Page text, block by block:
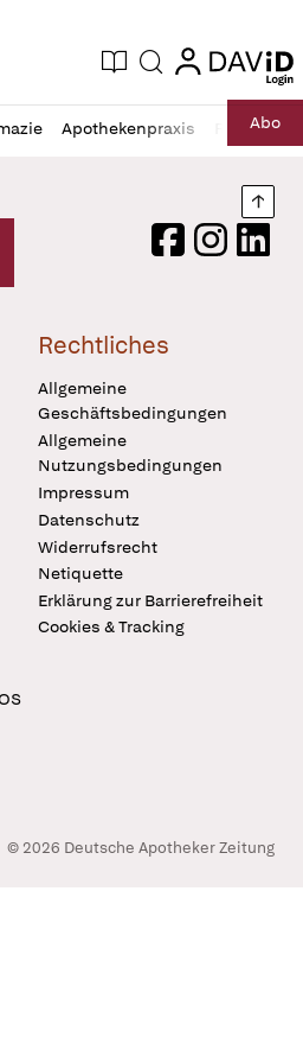
Zeitung
Aktuelle Ausgabe
Suche login
login
Apothekenpraxis RechtAbo
Logo
FacebookInstagram
Rechtliches
Allgemeine
Geschäftsbedingungen
Allgemeine
Nutzungsbedingungen
Impressum
Datenschutz
Widerrufsrecht
Netiquette
Erklärung zur Barrierefreiheit
Cookies & Tracking
© 2026 Deutsche Apotheker Zeitung